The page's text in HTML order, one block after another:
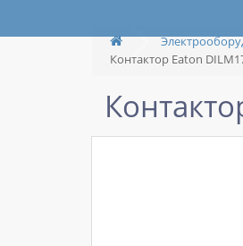
Контактор Eaton